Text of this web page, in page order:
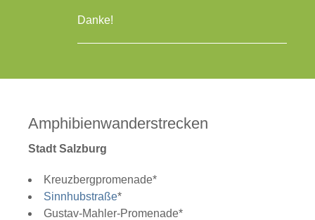
Danke!
Amphibienwanderstrecken
Stadt Salzburg
Kreuzbergpromenade*
Sinnhubstraße*
Gustav-Mahler-Promenade*